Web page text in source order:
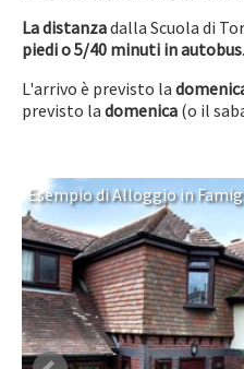
La distanzadalla Scuola di
piedi o 5/40 minuti in autobus.
L'arrivo è previsto la
previsto la domenica (o il
Esempio di Alloggio in